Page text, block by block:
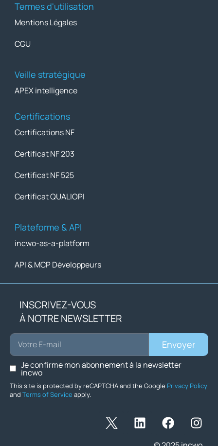
Termes d'utilisation
Mentions Légales
CGU
Veille stratégique
APEX intelligence
Certifications
Certifications NF
Certificat NF 203
Certificat NF 525
Certificat QUALIOPI
Plateforme & API
incwo-as-a-platform
API & MCP Développeurs
INSCRIVEZ-VOUS
À NOTRE NEWSLETTER
This site is protected by reCAPTCHA and the Google Privacy Policy
and Terms of Service apply.
Je confirme mon abonnement à la newsletter
incwo
Envoyer